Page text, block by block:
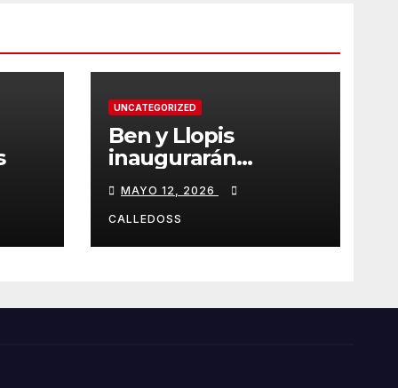
UNCATEGORIZED
Ben y Llopis
inaugurarán
temporada de
Diamond
MAYO 12, 2026
CALLEDOSS